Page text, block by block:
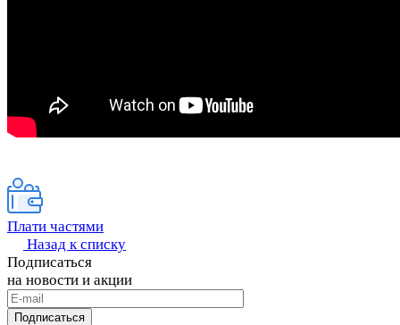
Плати частями
Назад к списку
Подписаться
на новости и акции
Подписаться